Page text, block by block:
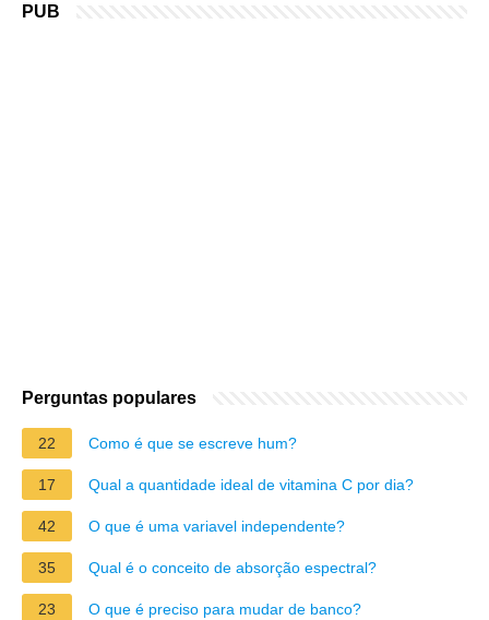
PUB
Perguntas populares
22 Como é que se escreve hum?
17 Qual a quantidade ideal de vitamina C por dia?
42 O que é uma variavel independente?
35 Qual é o conceito de absorção espectral?
23 O que é preciso para mudar de banco?